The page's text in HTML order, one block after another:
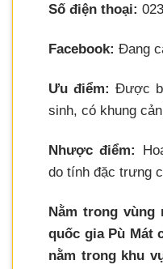
Số điện thoại:
Facebook: Đang
Ưu điểm: Được
sinh, có khung
Nhược điểm:
do tính đặc trưng
Nằm trong
quốc gia Pù Mát
nằm trong khu